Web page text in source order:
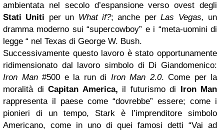
ambientata nel secolo d’espansione verso ovest degli
Stati Uniti per un What if?; anche perLas Vegas, un
dramma moderno sui “supercowboy” e i “meta-uomini di
legge “ nel Texas di George W. Bush.
Successivamente questo lavoro è stato opportunamente
ridimensionato dal lavoro simbolo di Di Giandomenico:
Iron Man#500 e la run di Iron Man 2.0. Come per la
moralità di Capitan America, il futurismo di
Iron Man
rappresenta il paese come “dovrebbe” essere; come i
pionieri di un tempo, Stark è l’imprenditore simbolo
Americano, come in uno di quei famosi detti “Vai ad